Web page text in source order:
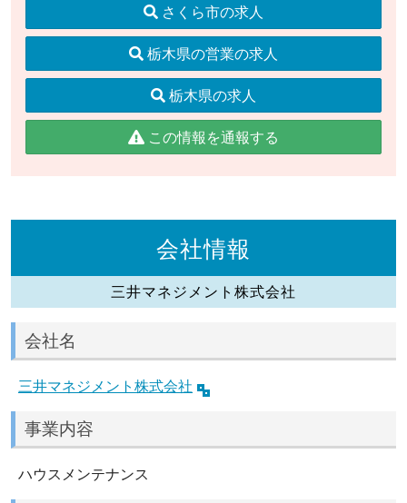
さくら市の求人
栃木県の営業の求人
栃木県の求人
この情報を通報する
会社情報
三井マネジメント株式会社
会社名
三井マネジメント株式会社
事業内容
ハウスメンテナンス